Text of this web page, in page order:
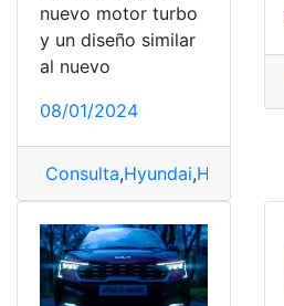
nuevo motor turbo
y un diseño similar
al nuevo
08/01/2024
Consulta,Hyundai,Hyundai